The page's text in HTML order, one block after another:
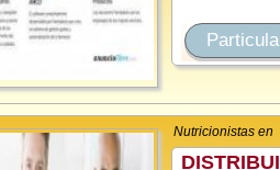
Nutricionistas en